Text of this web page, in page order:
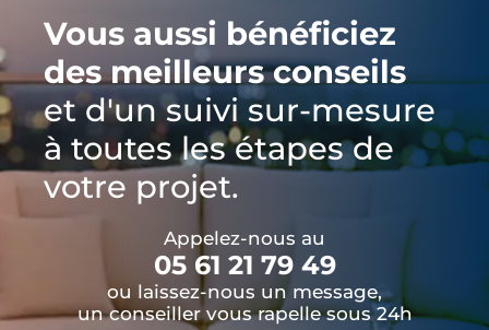
Vous aussi bénéficiez
des meilleurs conseils
et d'un suivi sur-mesure
à toutes les étapes de
votre projet.
Appelez-nous au
05 61 21 79 49
ou laissez-nous un message,
un conseiller vous rapelle sous 24h